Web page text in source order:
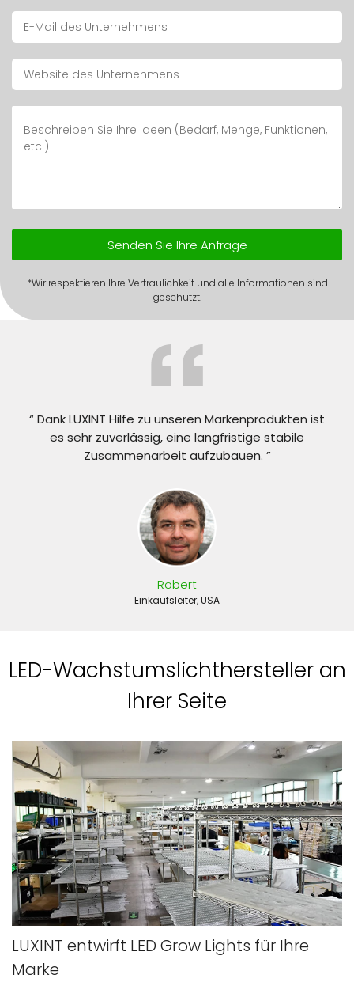
Senden Sie Ihre Anfrage
*Wir respektieren Ihre Vertraulichkeit und alle Informationen sind
geschützt.
“ Dank LUXINT Hilfe zu unseren Markenprodukten ist
es sehr zuverlässig, eine langfristige stabile
Zusammenarbeit aufzubauen. ”
Robert
Einkaufsleiter, USA
LED-Wachstumslichthersteller an
Ihrer Seite
LUXINT entwirft LED Grow Lights für Ihre
Marke